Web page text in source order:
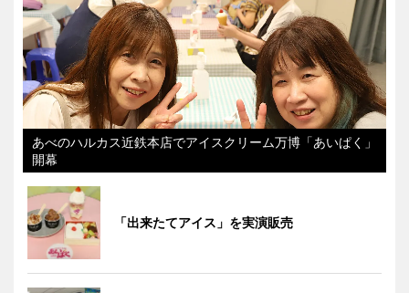
あべのハルカス近鉄本店でアイスクリーム万博「あいぱく」
開幕
「出来たてアイス」を実演販売